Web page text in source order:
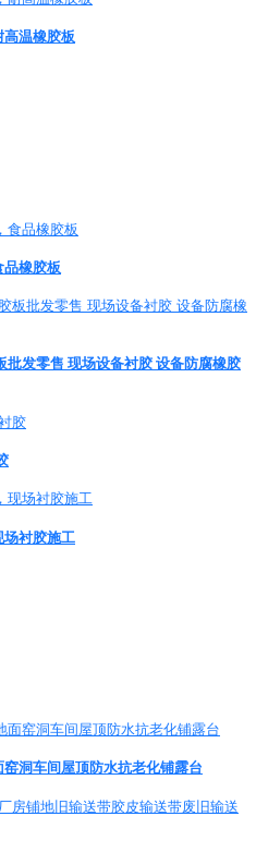
高温橡胶板
橡胶板
批发零售 现场设备衬胶 设备防腐橡胶
场衬胶施工
洞车间屋顶防水抗老化铺露台